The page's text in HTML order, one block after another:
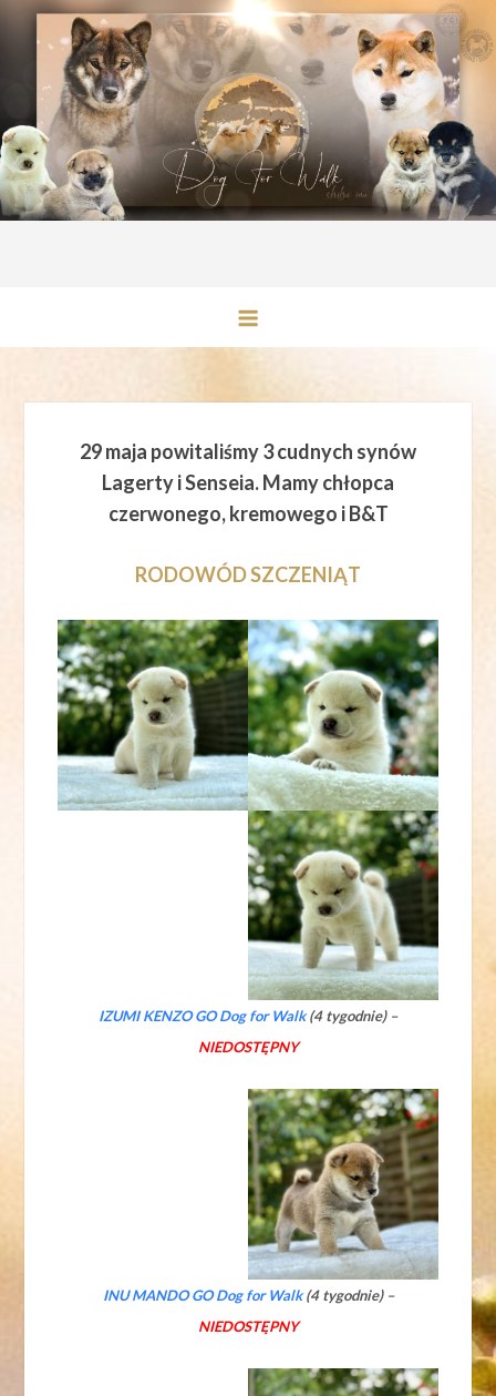
Przejdź
29 maja powitaliśmy 3 cudnych synów
Lagerty i Senseia. Mamy chłopca
czerwonego, kremowego i B&T
RODOWÓD SZCZENIĄT
IZUMI KENZO GO Dog for Walk(4 tygodnie) –
NIEDOSTĘPNY
INU MANDO GO Dog for Walk(4 tygodnie) –
NIEDOSTĘPNY